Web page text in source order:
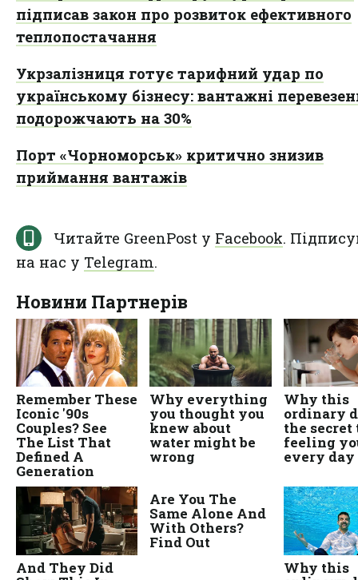
підписав закон про розвиток ефективного
теплопостачання
Укрзалізниця готує тарифний удар по
українському бізнесу: вантажні
подорожчають на 30%
Порт «Чорноморськ» критично знизив
приймання вантажів
Читайте GreenPost у Facebook.
на нас у Telegram.